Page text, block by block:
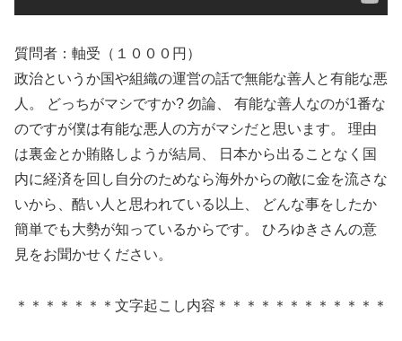
質問者：軸受（１０００円）
政治というか国や組織の運営の話で無能な善人と有能な悪
人。 どっちがマシですか? 勿論、 有能な善人なのが1番な
のですが僕は有能な悪人の方がマシだと思います。 理由
は裏金とか賄賂しようが結局、 日本から出ることなく国
内に経済を回し自分のためなら海外からの敵に金を流さな
いから、酷い人と思われている以上、 どんな事をしたか
簡単でも大勢が知っているからです。 ひろゆきさんの意
見をお聞かせください。
＊＊＊＊＊＊＊文字起こし内容＊＊＊＊＊＊＊＊＊＊＊＊